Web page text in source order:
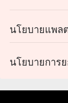
นโยบายแพล
นโยบายการ